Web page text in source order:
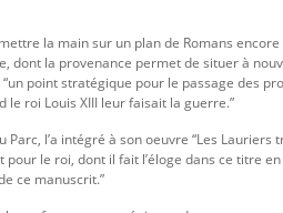
la main sur un plan de Romans
dont la provenance permet de situer à
point stratégique pour le passage des
le roi Louis XIII leur faisait la guerre.”
Parc, l’a intégré à son oeuvre “Les Lauriers
pour le roi, dont il fait l’éloge dans ce titre
ce manuscrit.”